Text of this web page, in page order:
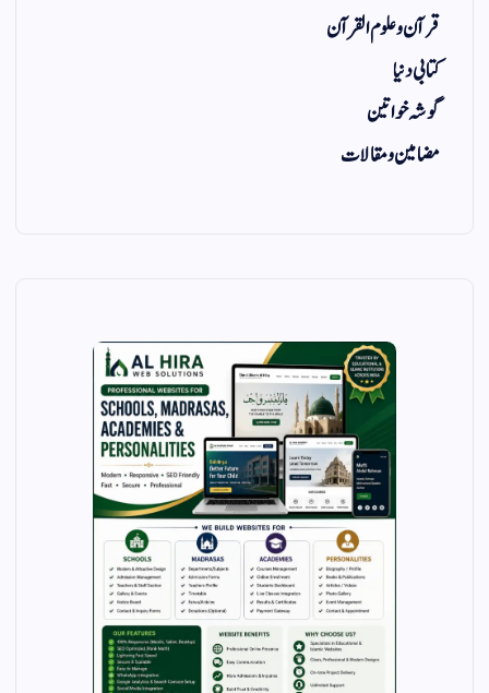
قرآن و علوم القرآن
کتابی دنیا
گوشہ خواتین
مضامین و مقالات